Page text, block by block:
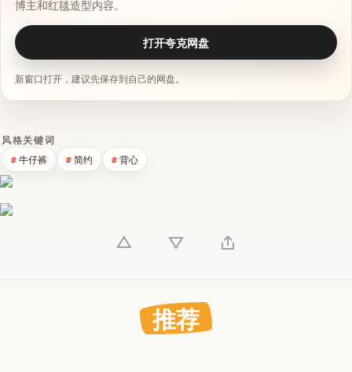
博主和红毯造型内容。
打开夸克网盘
新窗口打开，建议先保存到自己的网盘。
风格关键词
牛仔裤 简约 背心
推荐